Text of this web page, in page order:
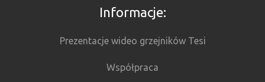
Informacje:
Prezentacje wideo grzejników Tesi
Współpraca